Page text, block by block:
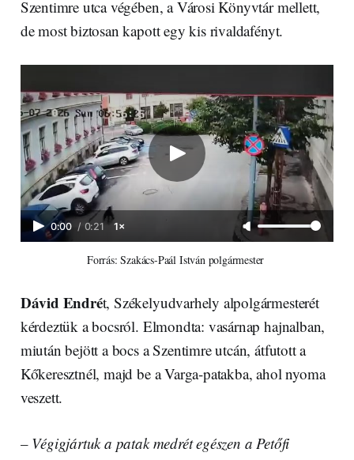
Szentimre utca végében, a Városi Könyvtár mellett,
de most biztosan kapott egy kis rivaldafényt.
0:00 / 0:21 1×
Forrás: Szakács-Paál István polgármester
Dávid Endrét, Székelyudvarhely alpolgármesterét
kérdeztük a bocsról. Elmondta: vasárnap hajnalban,
miután bejött a bocs a Szentimre utcán, átfutott a
Kőkeresztnél, majd be a Varga-patakba, ahol nyoma
veszett.
– Végigjártuk a patak medrét egészen a Petőfi